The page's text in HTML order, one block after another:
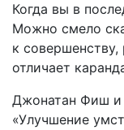
Когда вы в
Можно смело
к
отличает
Джонатан Фиш и
«Улучшение